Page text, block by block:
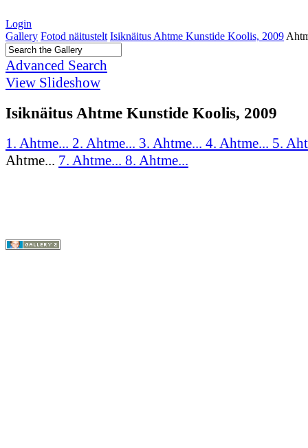
Login
Gallery Fotod näitustelt Isiknäitus Ahtme Kunstide Koolis, 2009
Advanced Search
View Slideshow
Isiknäitus Ahtme Kunstide Koolis, 2009
1. Ahtme... 2. Ahtme... 3. Ahtme... 4. Ahtme... 5.
Ahtme... 7. Ahtme... 8. Ahtme...